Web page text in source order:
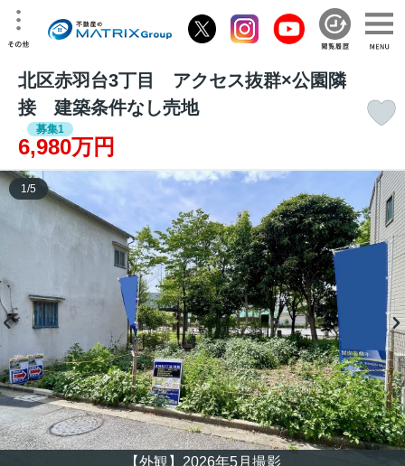
北区赤羽台3丁目 アクセス抜群×公園隣
接 建築条件なし売地
募集1
6,980万円
【外観】2026年5月撮影
1/5